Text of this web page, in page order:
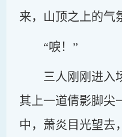
来，山顶之上的气
“唳！”
三人刚刚进入
其上一道倩影脚尖
中，萧炎目光望去